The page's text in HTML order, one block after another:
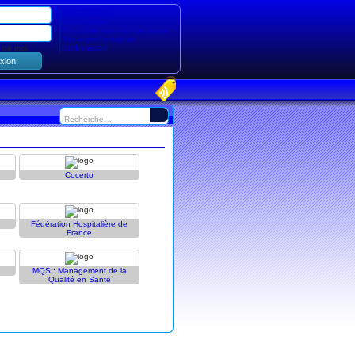
moi.
M’enregistrer
J'ai oublié mon mot de passe
Renvoyer l'e-mail de
confirmation
Cocerto
Fédération Hospitalière de
France
MQS : Management de la
Qualité en Santé